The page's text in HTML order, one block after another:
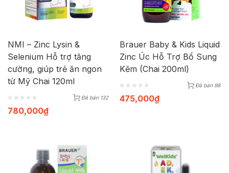
NMI – Zinc Lysin &
Selenium Hỗ trợ tăng
cường, giúp trẻ ăn ngon
từ Mỹ Chai 120ml
Đã bán 132
780,000₫
Brauer Baby & Kids Liquid
Zinc Úc Hỗ Trợ Bổ Sung
Kẽm (Chai 200ml)
Đã bán 98
475,000₫